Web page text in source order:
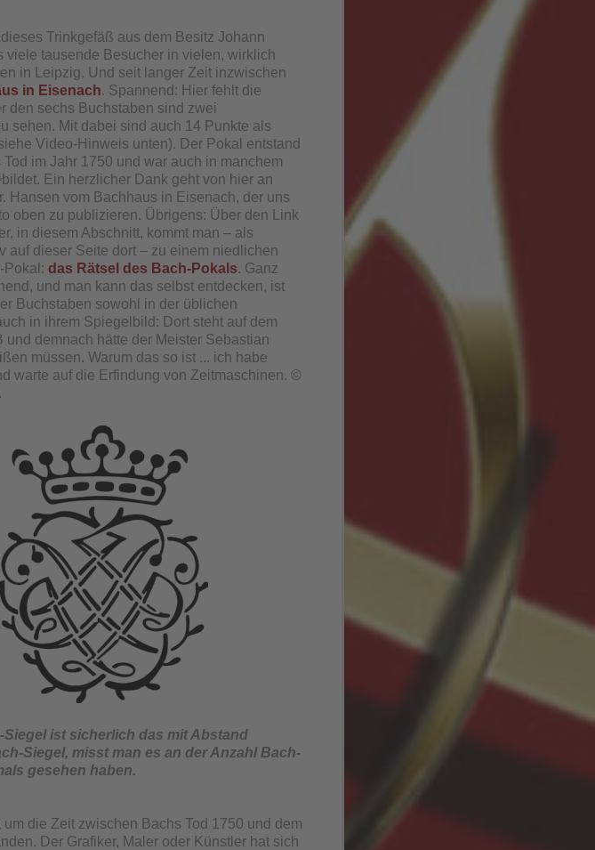
Trinkgefäß aus dem Besitz Johann
viele tausende Besucher in vielen, wirklich
in Leipzig. Und seit langer Zeit inzwischen
in Eisenach. Spannend: Hier fehlt die
den sechs Buchstaben sind zwei
sehen. Mit dabei sind auch 14 Punkte als
Video-Hinweis unten). Der Pokal entstand
im Jahr 1750 und war auch in manchem
Ein herzlicher Dank geht von hier an
Hansen vom Bachhaus in Eisenach, der uns
oben zu publizieren. Übrigens: Über den Link
in diesem Abschnitt, kommt man – als
auf dieser Seite dort – zu einem niedlichen
Pokal:das Rätsel des Bach-Pokals. Ganz
und man kann das selbst entdecken, ist
Buchstaben sowohl in der üblichen
in ihrem Spiegelbild: Dort steht auf dem
und demnach hätte der Meister Sebastian
müssen. Warum das so ist ... ich habe
warte auf die Erfindung von Zeitmaschinen. ©
Siegel ist sicherlich das mit Abstand
Siegel, misst man es an der Anzahl Bach-
gesehen haben.
um die Zeit zwischen Bachs Tod 1750 und dem
Der Grafiker, Maler oder Künstler hat sich